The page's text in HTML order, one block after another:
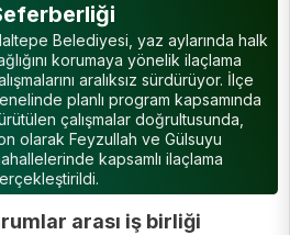
Belediyesi, yaz aylarında halk
korumaya yönelik ilaçlama
aralıksız sürdürüyor. İlçe
planlı program kapsamında
çalışmalar doğrultusunda,
olarak Feyzullah ve Gülsuyu
kapsamlı ilaçlama
arası iş birliği